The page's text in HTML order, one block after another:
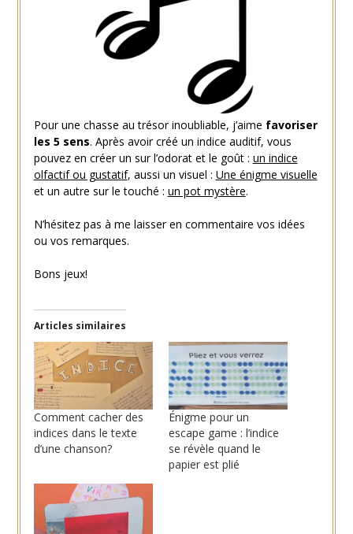
Pour une chasse au trésor inoubliable, j’aime favoriser
les 5 sens. Après avoir créé un indice auditif, vous
pouvez en créer un sur l’odorat et le goût : un indice
olfactif ou gustatif, aussi un visuel : Une énigme visuelle
et un autre sur le touché : un pot mystère.
N’hésitez pas à me laisser en commentaire vos idées
ou vos remarques.
Bons jeux!
Articles similaires
Comment cacher des
indices dans le texte
d’une chanson?
Énigme pour un
escape game : l’indice
se révèle quand le
papier est plié